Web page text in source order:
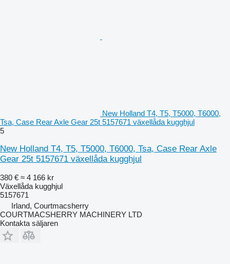
New Holland T4, T5, T5000, T6000,
Tsa, Case Rear Axle Gear 25t 5157671 växellåda kugghjul
5
New Holland T4, T5, T5000, T6000, Tsa, Case Rear Axle
Gear 25t 5157671 växellåda kugghjul
380 € ≈ 4 166 kr
Växellåda kugghjul
5157671
Irland, Courtmacsherry
COURTMACSHERRY MACHINERY LTD
Kontakta säljaren